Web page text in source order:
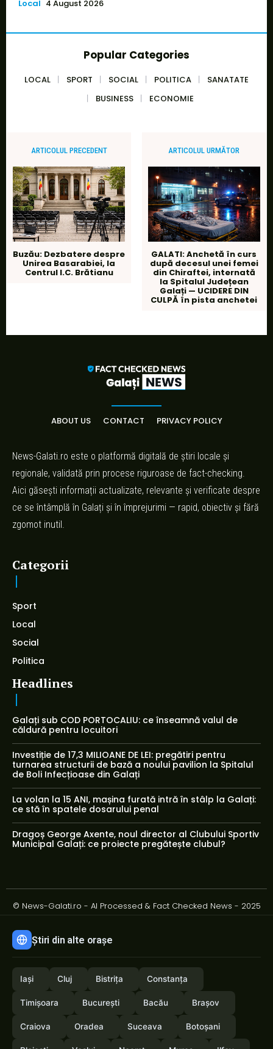
Local 4 August 2026
Popular Categories
LOCAL SPORT SOCIAL POLITICA
SANATATE
BUSINESS
ECONOMIE
ARTICOLUL PRECEDENT
Buzău: Dezbatere despre
Unirea Basarabiei, la
Centrul I.C. Brătianu
ARTICOLUL URMĂTOR
GALATI: Anchetă în curs
după decesul unei femei
din Chiraftei, internată
la Spitalul Județean
Galați — UCIDERE DIN
CULPĂ în pista anchetei
ABOUT US CONTACT PRIVACY POLICY
News-Galati.ro este o platformă digitală de știri locale și
regionale, validată prin procese riguroase de fact-checking.
Aici găsești informații actualizate, relevante și verificate despre
ce se întâmplă în Galați și în împrejurimi — rapid, obiectiv și fără
zgomot inutil.
Categorii
Sport
Local
Social
Politica
Headlines
Galați sub COD PORTOCALIU: ce înseamnă valul de
căldură pentru locuitori
Investiție de 17,3 MILIOANE DE LEI: pregătiri pentru
turnarea structurii de bază a noului pavilion la Spitalul
de Boli Infecțioase din Galați
La volan la 15 ANI, mașina furată intră în stâlp la Galați:
ce stă în spatele dosarului penal
Dragoș George Axente, noul director al Clubului Sportiv
Municipal Galați: ce proiecte pregătește clubul?
© News-Galati.ro - AI Processed & Fact Checked News - 2025
Știri din alte orașe
Iași Cluj Bistrița Constanța
Timișoara București Bacău Brașov
Craiova Oradea Suceava Botoșani